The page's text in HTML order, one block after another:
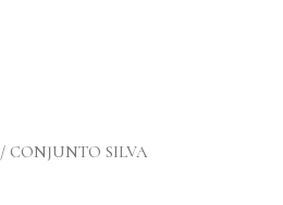
/ CONJUNTO SILVA